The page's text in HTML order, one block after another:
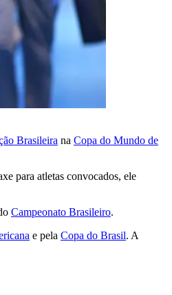
Brasileira na Copa do Mundo de
para atletas convocados, ele
Campeonato Brasileiro.
e pela Copa do Brasil. A